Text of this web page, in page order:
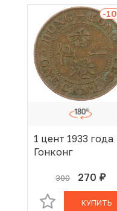
-10
1 цент 1933 года
Гонконг
300 270 руб.
В КОРЗИНЕ
КУПИТЬ